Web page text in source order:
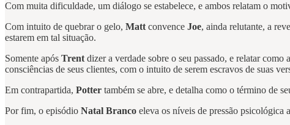
Com muita dificuldade, um diálogo se estabelece, e ambos relatam o
Com intuito de quebrar o gelo, Mattconvence Joe, ainda relutante, a
estarem em tal situação.
Somente após Trentdizer a verdade sobre o seu passado, e relatar
consciências de seus clientes, com o intuito de serem escravos de suas
Em contrapartida, Potter também se abre, e detalha como o término de
Por fim, o episódio Natal Branco eleva os níveis de pressão psicológica